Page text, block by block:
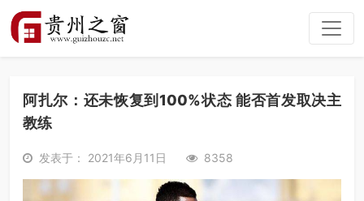
阿扎尔：还未恢复到100%状态 能否首发取决主
教练
发表于： 2021年6月11日 8358